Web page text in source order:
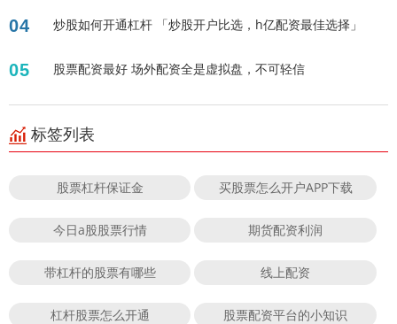
04 炒股如何开通杠杆 「炒股开户比选，h亿配资最佳选择」
05 股票配资最好 场外配资全是虚拟盘，不可轻信
标签列表
股票杠杆保证金 买股票怎么开户APP下载
今日a股股票行情 期货配资利润
带杠杆的股票有哪些 线上配资
杠杆股票怎么开通 股票配资平台的小知识